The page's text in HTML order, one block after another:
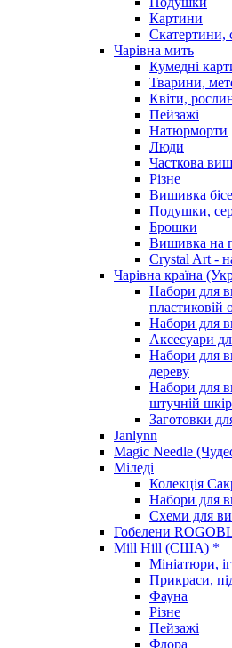
Картини
Скатертини,
Чарiвна мить
Кумедні
Тварини,
Квіти,
Пейзажі
Натюрморти
Люди
Часткова
Різне
Вишивка
Подушки,
Брошки
Вишивка на
Crystal Art -
Чарівна країна
Набори для
пластиковій
Набори для
Аксесуари
Набори для
дереву
Набори для
штучній
Заготовки
Janlynn
Magic Needle
Міледі
Колекція
Набори для
Схеми для
Гобелени
Mill Hill (США) *
Мініатюри,
Прикраси,
Фауна
Різне
Пейзажі
Флора